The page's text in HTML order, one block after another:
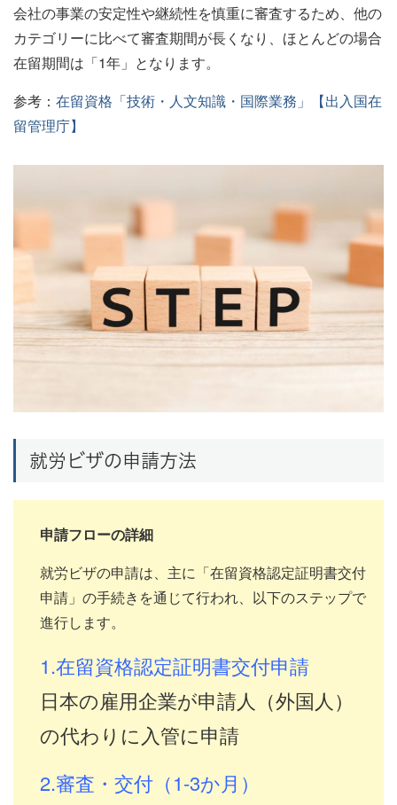
会社の事業の安定性や継続性を慎重に審査するため、他の
カテゴリーに比べて審査期間が長くなり、ほとんどの場合
在留期間は「1年」となります。
参考： 在留資格「技術・人文知識・国際業務」【出入国在
留管理庁】
就労ビザの申請方法
申請フローの詳細
就労ビザの申請は、主に「在留資格認定証明書交付
申請」の手続きを通じて行われ、以下のステップで
進行します。
1.在留資格認定証明書交付申請
日本の雇用企業が申請人（外国人）
の代わりに入管に申請
2.審査・交付（1-3か月）